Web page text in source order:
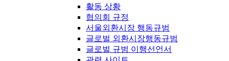
활동 상황
협의회 규정
서울외환시장 행동규범
글로벌 외환시장행동규범
글로벌 규범 이행선언서